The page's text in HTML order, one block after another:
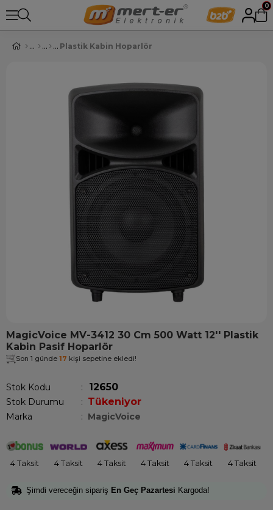
0
Plastik Kabin Hoparlör
MagicVoice MV-3412 30 Cm 500 Watt 12'' Plastik
Kabin Pasif Hoparlör
Son 1 günde 17 kişi sepetine ekledi!
Stok Kodu 12650
Stok Durumu : Tükeniyor
Marka : MagicVoice
4 Taksit 4 Taksit 4 Taksit 4 Taksit 4 Taksit 4 Taksit
Şimdi vereceğin sipariş En Geç Pazartesi Kargoda!